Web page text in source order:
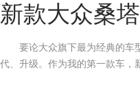
新款大众桑
要论大众旗下最为经典的车
代、升级。作为我的第一款车，